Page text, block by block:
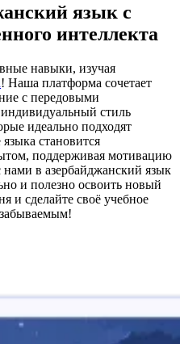
язык с
интеллекта
навыки, изучая
! Наша платформа сочетает
с передовыми
стиль
идеально подходят
становится
поддерживая мотивацию
нами в азербайджанский язык
и полезно освоить новый
и сделайте своё учебное